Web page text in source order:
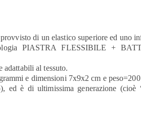
di un elastico superiore ed uno
PIASTRA FLESSIBILE +
adattabili al tessuto.
e dimensioni 7x9x2 cm e
ed è di ultimissima generazione (cioè